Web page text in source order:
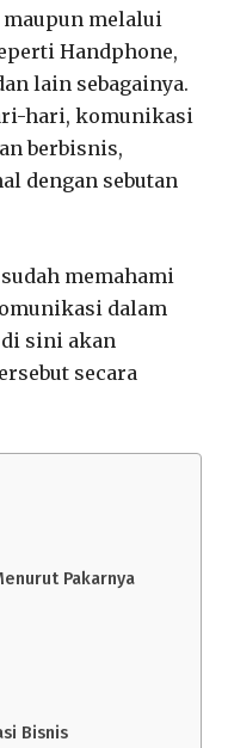
melalui
Handphone,
lain sebagainya.
hari, komunikasi
berbisnis,
dengan sebutan
memahami
dalam
sini akan
secara
Pakarnya
Bisnis